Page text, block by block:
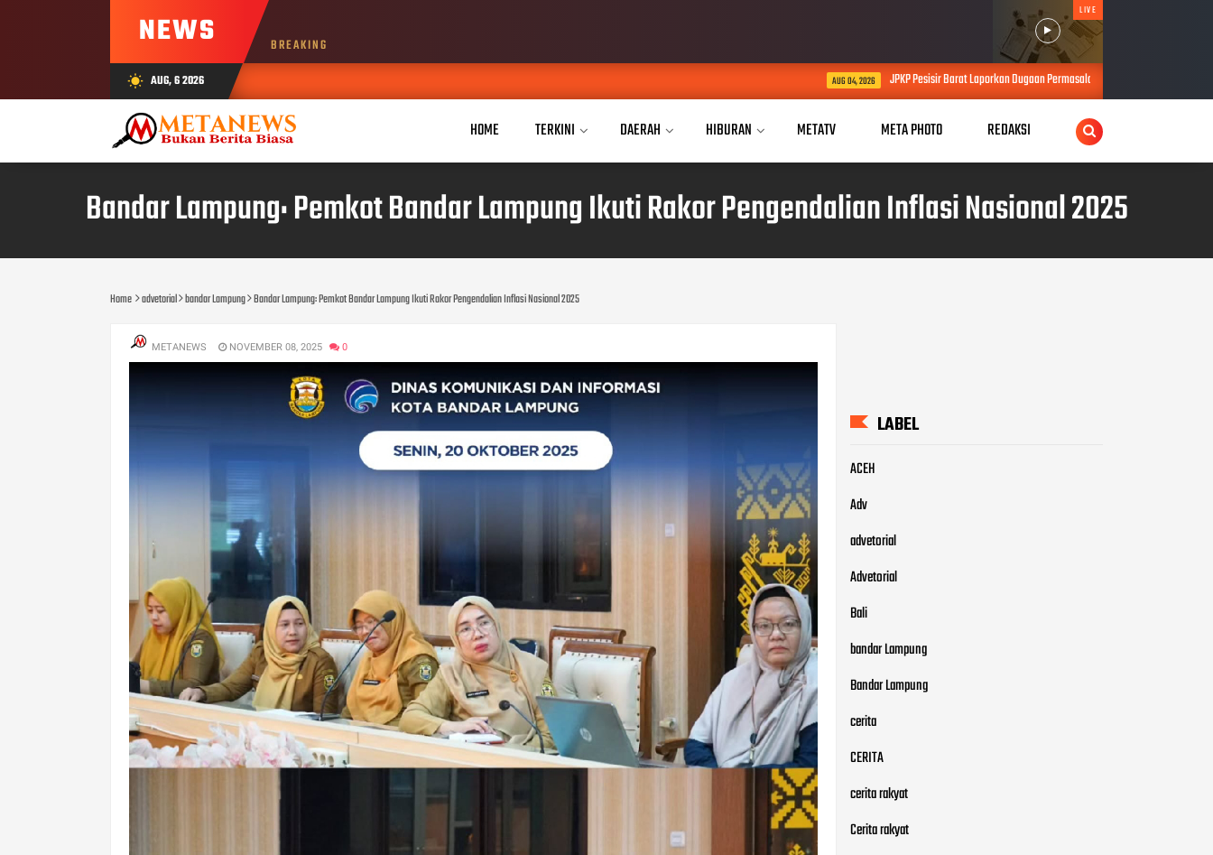
NEWS BREAKING
LIVE
wb_sunny AUG, 6 2026 JPKP Pesisir Barat Laporkan Dugaan Permasalahan Proyek SPAM Senilai Lebih dari Rp4 Miliar ke
HOME TERKINI DAERAH HIBURAN METATV META PHOTO REDAKSI
Bandar Lampung: Pemkot Bandar Lampung Ikuti Rakor Pengendalian Inflasi Nasional 2025
Home advetorial bandar Lampung Bandar Lampung: Pemkot Bandar Lampung Ikuti Rakor Pengendalian Inflasi Nasional 2025
METANEWS NOVEMBER 08, 2025 0
LABEL
ACEH
Adv
advetorial
Advetorial
Bali
bandar Lampung
Bandar Lampung
cerita
CERITA
cerita rakyat
Cerita rakyat